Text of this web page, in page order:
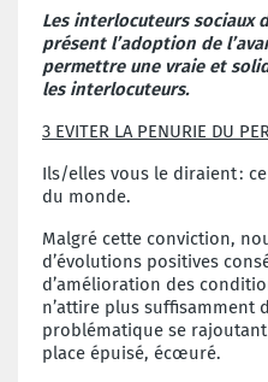
Les interlocuteurs sociaux
présent l’adoption de
permettre une vraie et
les interlocuteurs.
3 EVITER LA PENURIE DU
Ils/elles vous le diraient:
du monde.
Malgré cette conviction,
d’évolutions positives
d’amélioration des
n’attire plus suffisamment
problématique se
place épuisé, écœuré.